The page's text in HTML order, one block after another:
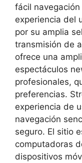
fácil
experiencia del
por su amplia
transmisión de
ofrece una
espectáculos
profesionales,
preferencias.
experiencia de
navegación
seguro. El sitio
computadoras
dispositivos